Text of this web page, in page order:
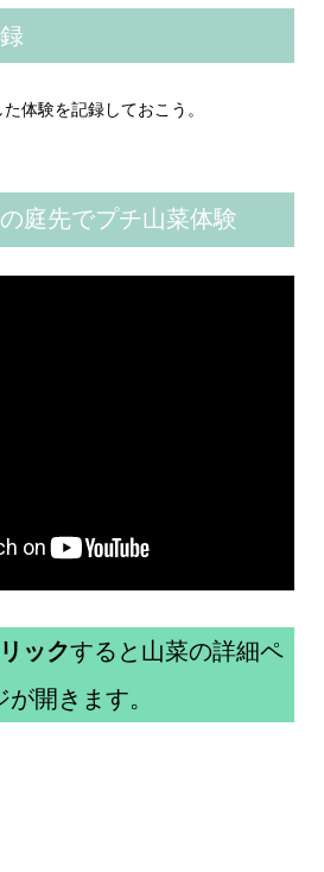
体験を記録しておこう。
庭先でプチ山菜体験
ックすると山菜の詳細ペ
が開きます。